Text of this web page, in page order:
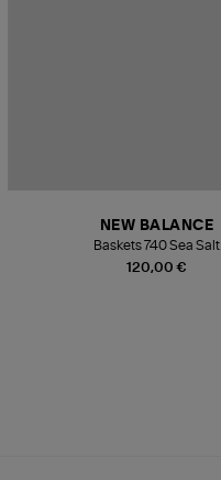
120,00 €
NEW BALANCE
Baskets 740 Sea Salt